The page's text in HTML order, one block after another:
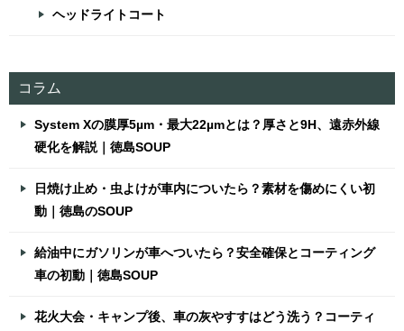
ヘッドライトコート
コラム
System Xの膜厚5µm・最大22µmとは？厚さと9H、遠赤外線
硬化を解説｜徳島SOUP
日焼け止め・虫よけが車内についたら？素材を傷めにくい初
動｜徳島のSOUP
給油中にガソリンが車へついたら？安全確保とコーティング
車の初動｜徳島SOUP
花火大会・キャンプ後、車の灰やすすはどう洗う？コーティ